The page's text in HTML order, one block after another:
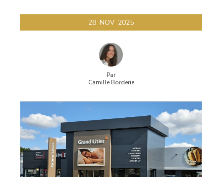
28 NOV 2025
Par
Camille Borderie